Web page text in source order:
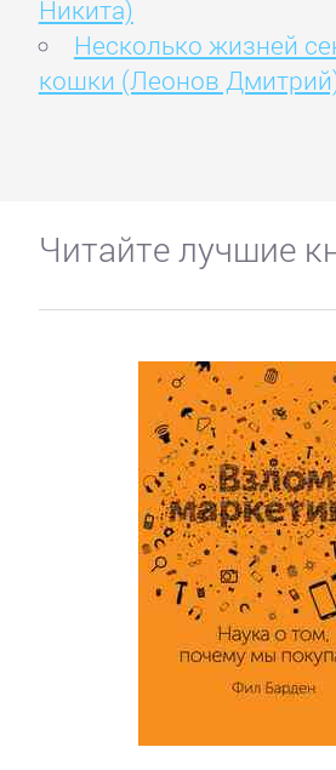
Никита)
Несколько жизней
кошки (Леонов
Читайте лучшие